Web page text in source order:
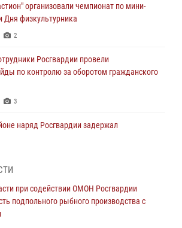
организовали чемпионат по мини-
Дня физкультурника
2
Росгвардии провели
по контролю за оборотом гражданского
3
наряд Росгвардии задержал
1
росгвардейцы оперативно задержали
из пускового устройства рядом с жилыми
при содействии ОМОН Росгвардии
подпольного рыбного производства с